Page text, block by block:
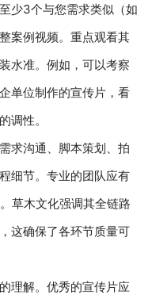
少3个与您需求类似（如
案例视频。重点观看其
水准。例如，可以考察
单位制作的宣传片，看
调性。
求沟通、脚本策划、拍
细节。专业的团队应有
草木文化强调其全链路
这确保了各环节质量可
理解。优秀的宣传片应